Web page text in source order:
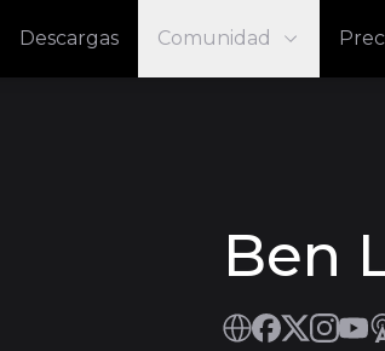
Descargas Comunidad
Ben